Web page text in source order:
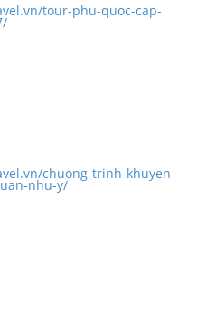
3N3Đ TẾT NGUYÊN ĐÁN
TREO HÒN THƠM 3N3Đ